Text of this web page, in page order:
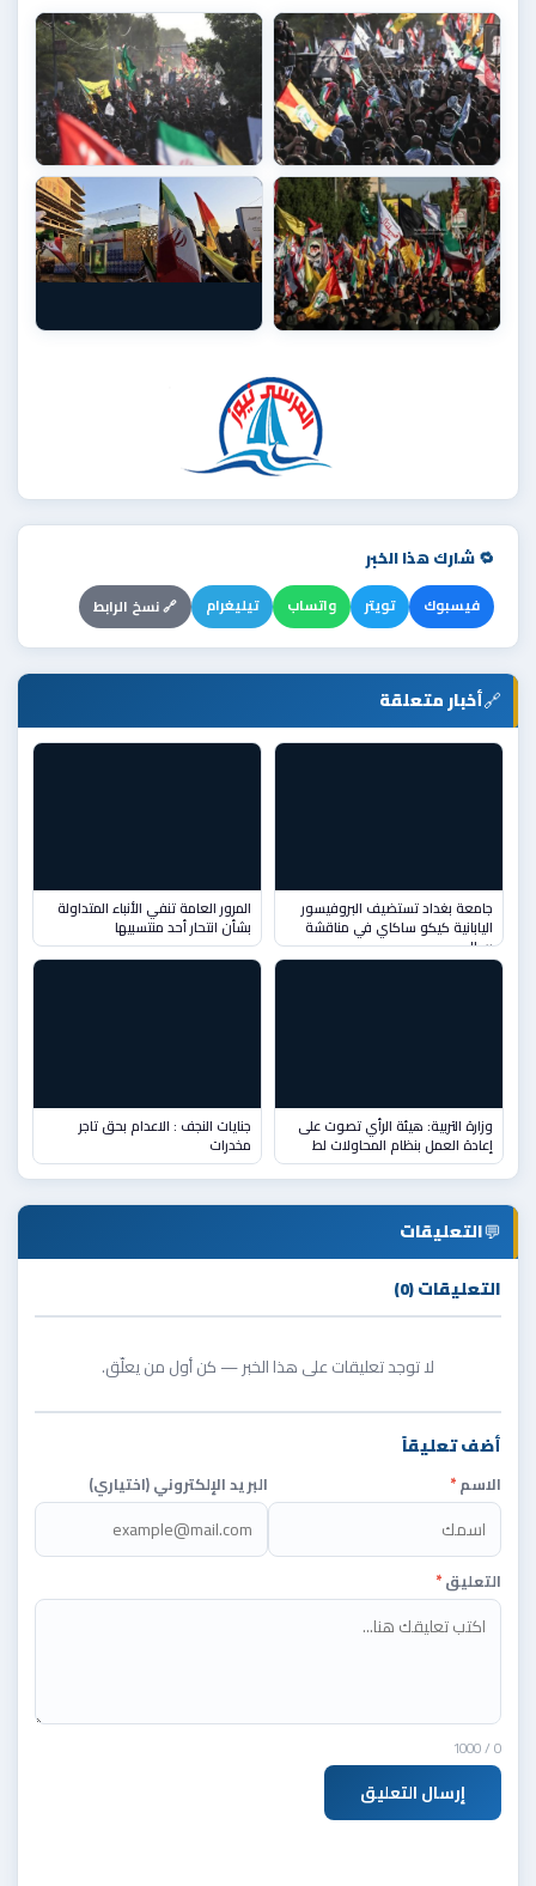
🔁 شارك هذا الخبر
فيسبوك تويتر واتساب تيليغرام 🔗 نسخ الرابط
🔗أخبار متعلقة
جامعة بغداد تستضيف البروفيسور
اليابانية كيكو ساكاي في مناقشة
رسال
المرور العامة تنفي الأنباء المتداولة
بشأن انتحار أحد منتسبيها
وزارة التربية: هيئة الرأي تصوت على
إعادة العمل بنظام المحاولات لط
جنايات النجف : الاعدام بحق تاجر
مخدرات
💬التعليقات
التعليقات (0)
لا توجد تعليقات على هذا الخبر — كن أول من يعلّق.
أضف تعليقاً
الاسم* البريد الإلكتروني (اختياري)
التعليق*
0
/ 1000
إرسال التعليق